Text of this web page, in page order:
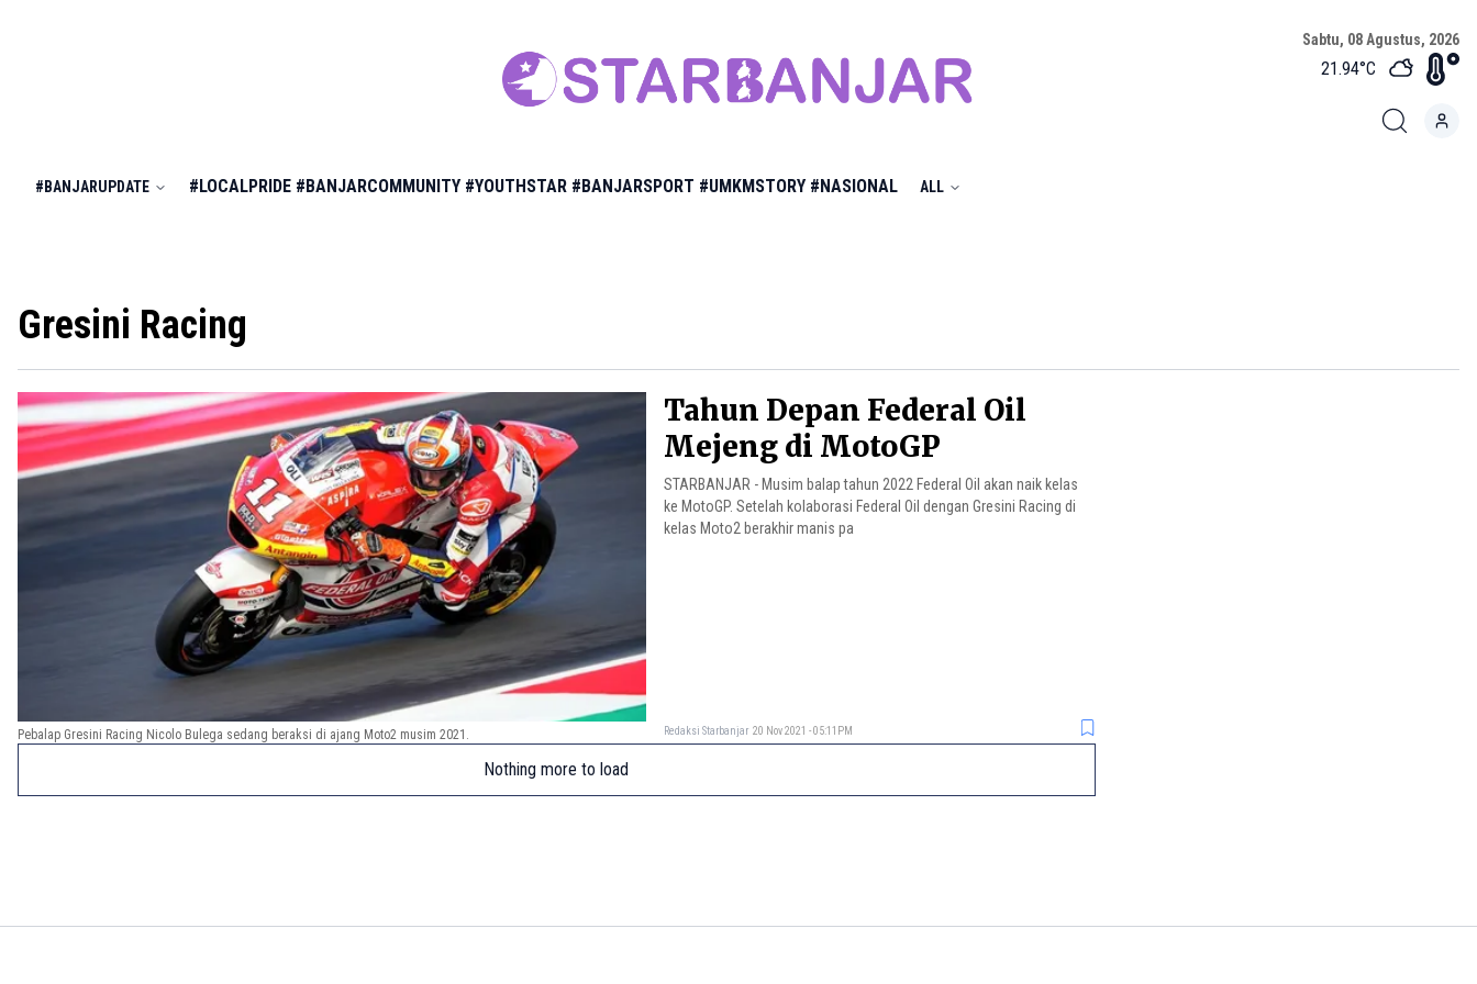
Sabtu, 08 Agustus, 2026
21.94°C
#BANJARUPDATE #LOCALPRIDE #BANJARCOMMUNITY #YOUTHSTAR #BANJARSPORT #UMKMSTORY #NASIONAL ALL
Gresini Racing
Tahun Depan Federal Oil
Mejeng di MotoGP
STARBANJAR - Musim balap tahun 2022 Federal Oil akan naik kelas
ke MotoGP. Setelah kolaborasi Federal Oil dengan Gresini Racing di
kelas Moto2 berakhir manis pa
Redaksi Starbanjar 20 Nov 2021 - 05:11PM
Pebalap Gresini Racing Nicolo Bulega sedang beraksi di ajang Moto2 musim 2021.
Nothing more to load